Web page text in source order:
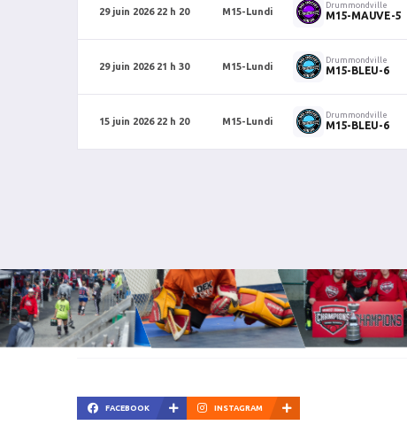
29 juin 2026 22 h 20 M15-Lundi
Drummondville
M15-MAUVE-5
29 juin 2026 21 h 30 M15-Lundi
Drummondville
M15-BLEU-6
15 juin 2026 22 h 20 M15-Lundi
Drummondville
M15-BLEU-6
FACEBOOK INSTAGRAM